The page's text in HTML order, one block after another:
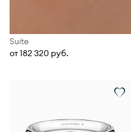
Suite
от 182 320 руб.